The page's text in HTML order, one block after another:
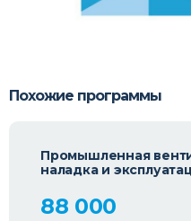
Похожие программы
Промышленная
наладка и
88 000